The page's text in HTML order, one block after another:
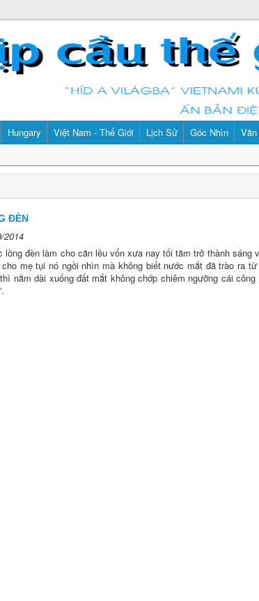
Hungary Việt Nam - Thế Giới Lịch Sử Góc Nhìn
ĐÈN
2014
lồng đèn làm cho căn lều vốn xưa nay tối tăm trở thành sáng
mẹ tụi nó ngồi nhìn mà không biết nước mắt đã trào ra
nằm dài xuống đất mắt không chớp chiêm ngưỡng cái